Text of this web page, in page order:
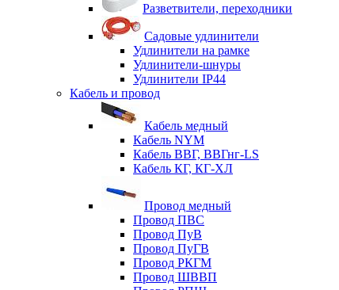
Разветвители, переходники
Садовые удлинители
Удлинители на рамке
Удлинители-шнуры
Удлинители IP44
Кабель и провод
Кабель медный
Кабель NYM
Кабель ВВГ, ВВГнг-LS
Кабель КГ, КГ-ХЛ
Провод медный
Провод ПВС
Провод ПуВ
Провод ПуГВ
Провод РКГМ
Провод ШВВП